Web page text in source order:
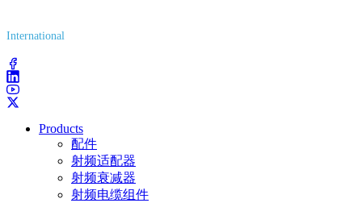
International
Products
配件
射频适配器
射频衰减器
射频电缆组件